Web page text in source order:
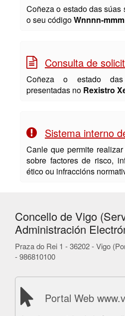
Coñeza o estado das
o seu códigoWnnnn-mmm
Consulta de
Coñeza o estado
presentadas no Rexistro
Sistema interno
Canle que permite
sobre factores de risco,
ético ou infraccións
Concello de Vigo
Administración
Praza do Rei 1 - 36202 - Vigo
- 986810100
Portal Web